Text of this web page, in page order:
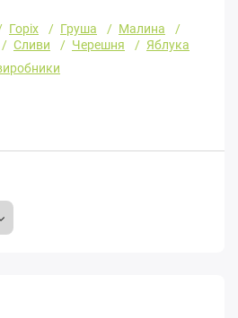
Горіх Груша
Малина
Сливи Черешня
Яблука